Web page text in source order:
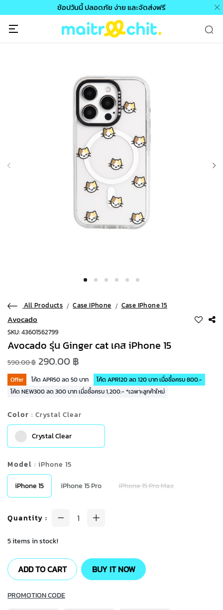
ช้อปวันนี้ ปลอดภัย ง่าย และจัดส่งฟรี
All Products Case IPhone Case IPhone 15
Avocado
SKU: 43601562799
Avocado รุ่น Ginger cat เคส iPhone 15
590.00 ฿ 290.00 ฿
Offer โค้ด APR50 ลด 50 บาท
โค้ด APR120 ลด 120 บาท เมื่อซื้อครบ 800.-
โค้ด NEW300 ลด 300 บาท เมื่อซื้อครบ 1,200.- *เฉพาะลูกค้าใหม่
Color : Crystal Clear
Crystal Clear
Model : iPhone 15
iPhone 15 iPhone 15 Pro iPhone 15 Pro Max
Quantity :
5 items in stock!
ADD TO CART BUY IT NOW
PROMOTION CODE